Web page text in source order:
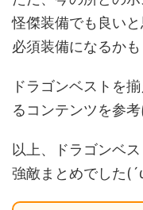
怪傑装備でも良い
必須装備になるかも
ドラゴンベストを
るコンテンツを参
以上、ドラゴンベ
強敵まとめでした